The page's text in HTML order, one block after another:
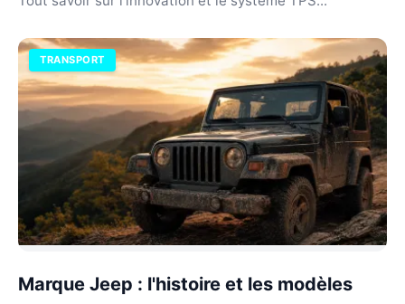
TRANSPORT
Marque Jeep : l'histoire et les modèles